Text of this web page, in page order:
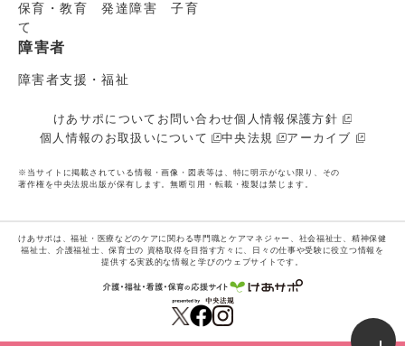
保育・教育 発達障害 子育
て
障害者
障害者支援・福祉
けあサポについて お問い合わせ個人情報保護方針
個人情報のお取扱いについて
中央法規 アーカイブ
※当サイトに掲載されている情報・画像・図表等は、特に明示がない限り、その
著作権を中央法規出版が保有します。無断引用・転載・複製は禁じます。
けあサポは、福祉・医療などのケアに関わる専門職とケアマネジャー、社会福祉士、精神保健
福祉士、介護福祉士、保育士の 資格取得を目指す方々に、日々の仕事や受験に役立つ情報を
提供する実践的な情報と学びのウェブサイトです。